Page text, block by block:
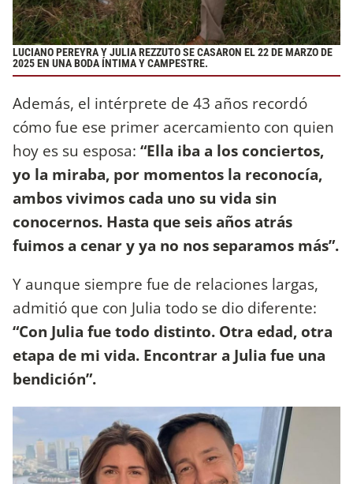
LUCIANO PEREYRA Y JULIA REZZUTO SE CASARON EL 22 DE MARZO DE
2025 EN UNA BODA ÍNTIMA Y CAMPESTRE.
Además, el intérprete de 43 años recordó
cómo fue ese primer acercamiento con quien
hoy es su esposa: “Ella iba a los conciertos,
yo la miraba, por momentos la reconocía,
ambos vivimos cada uno su vida sin
conocernos. Hasta que seis años atrás
fuimos a cenar y ya no nos separamos más”.
Y aunque siempre fue de relaciones largas,
admitió que con Julia todo se dio diferente:
“Con Julia fue todo distinto. Otra edad, otra
etapa de mi vida. Encontrar a Julia fue una
bendición”.